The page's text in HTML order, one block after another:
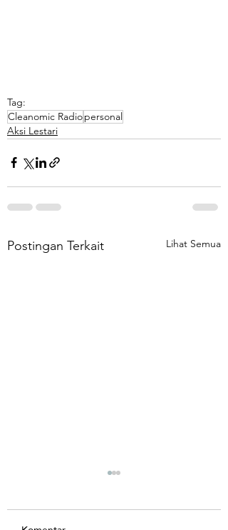
Tag:
Cleanomic Radiopersonal
Aksi Lestari
Postingan Terkait Lihat Semua